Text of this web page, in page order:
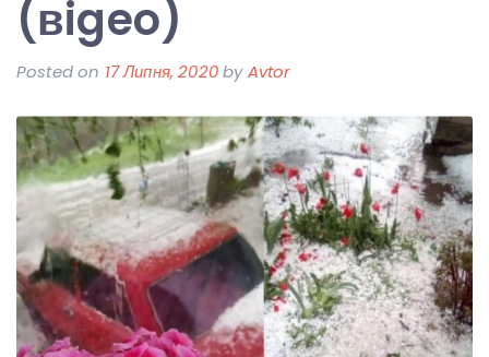
(вigeo)
Posted on 17 Липня, 2020byAvtor